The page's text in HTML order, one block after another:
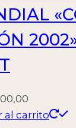
al carrito